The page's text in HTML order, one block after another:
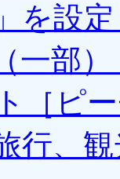
を設
一部）
［ピ
行、